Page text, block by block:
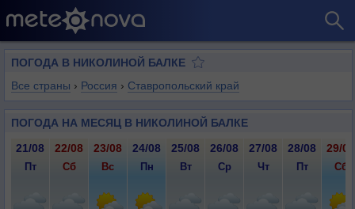
ПОГОДА В НИКОЛИНОЙ БАЛКЕ
Все страны › Россия › Ставропольский край
ПОГОДА НА МЕСЯЦ В НИКОЛИНОЙ БАЛКЕ
21/08 22/08 23/08 24/08 25/08 26/08 27/08 28/08 29/08
Пт Сб Вс Пн Вт Ср Чт Пт Сб